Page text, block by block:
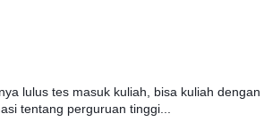
lulus tes masuk kuliah, bisa kuliah dengan
tentang perguruan tinggi...